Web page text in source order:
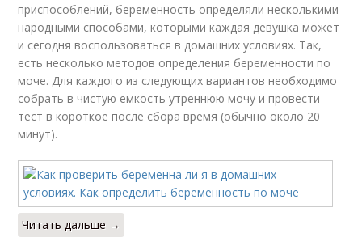
приспособлений, беременность определяли несколькими
народными способами, которыми каждая девушка может
и сегодня воспользоваться в домашних условиях. Так,
есть несколько методов определения беременности по
моче. Для каждого из следующих вариантов необходимо
собрать в чистую емкость утреннюю мочу и провести
тест в короткое после сбора время (обычно около 20
минут).
Читать дальше →